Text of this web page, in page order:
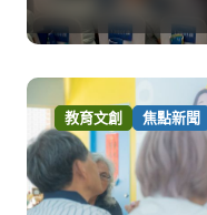
教育文創 焦點新聞